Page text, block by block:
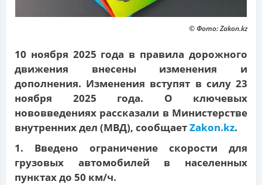
© Фото: Zakon.kz
10 ноября 2025 года в правила дорожного
движения внесены изменения и
дополнения. Изменения вступят в силу 23
ноября 2025 года. О ключевых
нововведениях рассказали в Министерстве
внутренних дел (МВД), сообщаетZakon.kz.
1. Введено ограничение скорости для
грузовых автомобилей в населенных
пунктах до 50 км/ч.